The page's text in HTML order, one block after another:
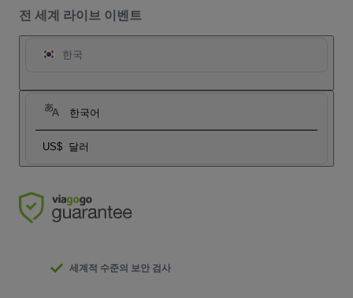
전 세계 라이브 이벤트
한국
한국어
US$ 달러
세계적 수준의 보안 검사